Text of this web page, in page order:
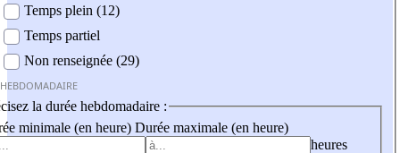
Temps plein (12)
Temps partiel
Non renseignée (29)
la durée hebdomadaire :
minimale (en heure) Durée maximale (en heure)
heures